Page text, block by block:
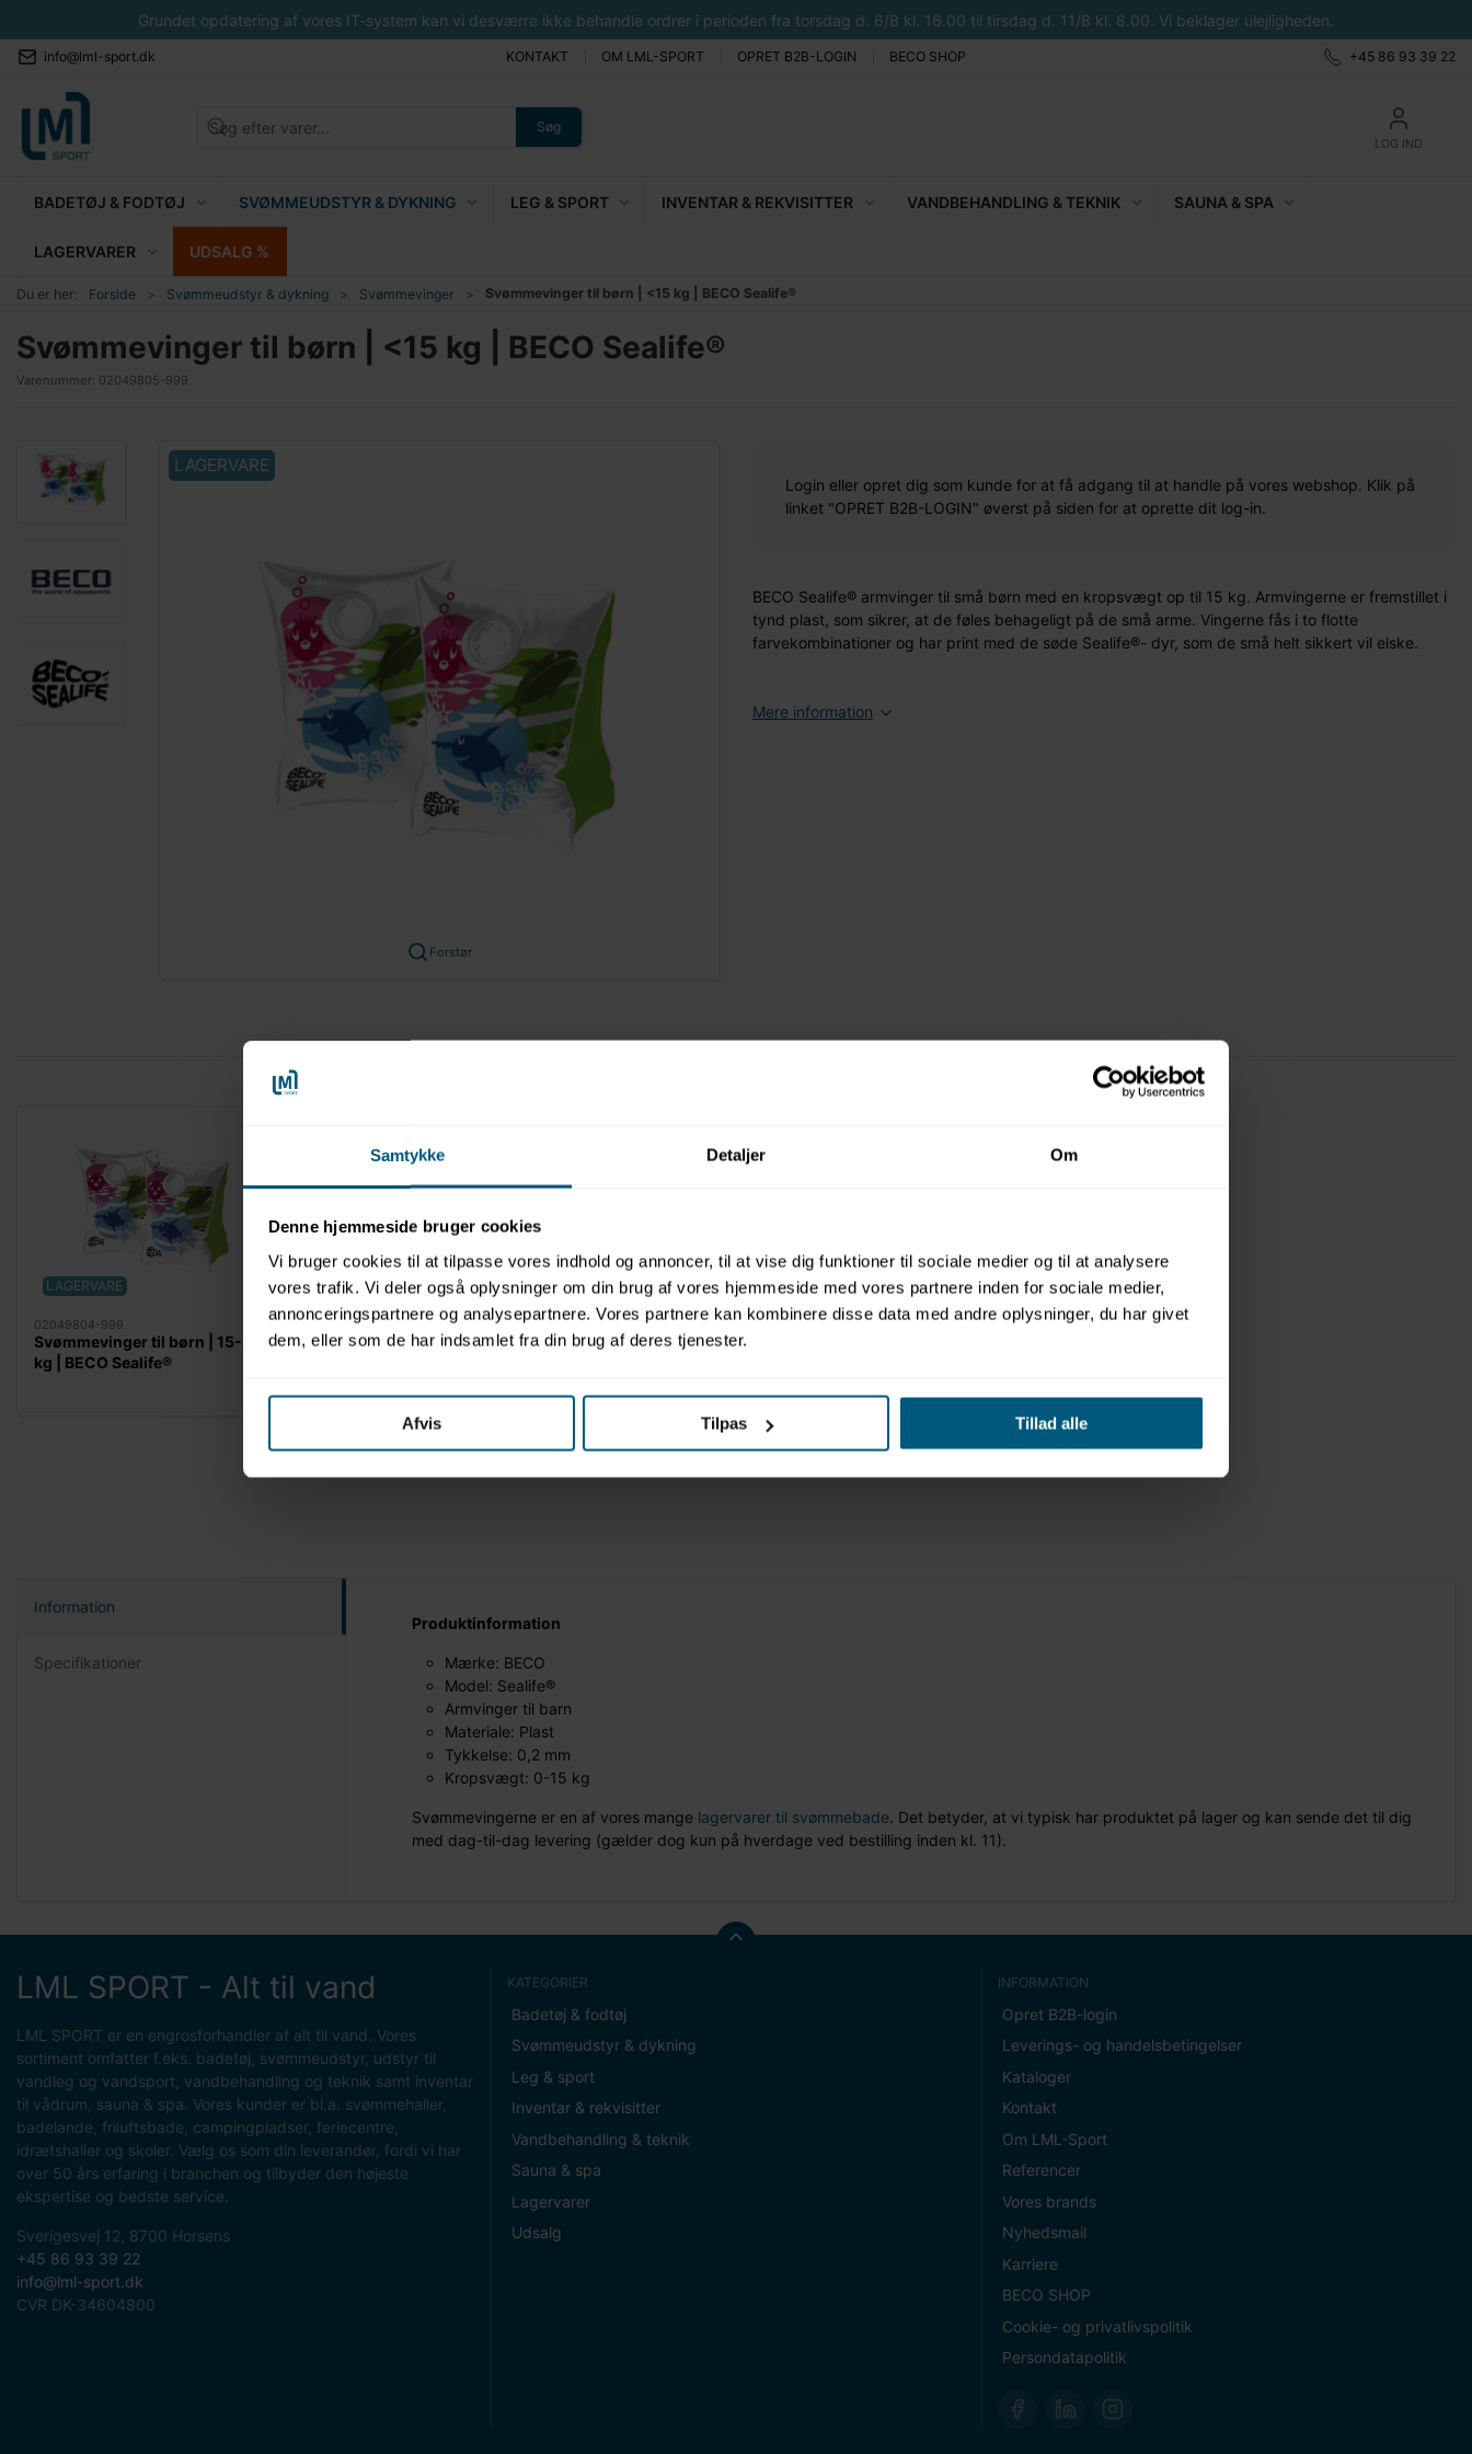
Samtykke Detaljer Om
Denne hjemmeside bruger cookies
Vi bruger cookies til at tilpasse vores indhold og annoncer, til at vise dig funktioner til sociale medier og til at analysere
vores trafik. Vi deler også oplysninger om din brug af vores hjemmeside med vores partnere inden for sociale medier,
annonceringspartnere og analysepartnere. Vores partnere kan kombinere disse data med andre oplysninger, du har givet
dem, eller som de har indsamlet fra din brug af deres tjenester.
Afvis Tilpas Tillad alle
Grundet opdatering af vores IT-system kan vi desværre ikke behandle ordrer i perioden fra torsdag d. 6/8 kl. 16.00 til tirsdag d. 11/8 kl. 8.00. Vi beklager ulejligheden.
info@lml-sport.dk KONTAKT OM LML-SPORT OPRET B2B-LOGIN BECO SHOP +45 86 93 39 22
Søg
LOG IND
BADETØJ & FODTØJ SVØMMEUDSTYR & DYKNING LEG & SPORT INVENTAR & REKVISITTER VANDBEHANDLING & TEKNIK SAUNA & SPA
LAGERVARER UDSALG %
Du er her: Forside Svømmeudstyr & dykning Svømmevinger Svømmevinger til børn | <15 kg | BECO Sealife®
Svømmevinger til børn | <15 kg | BECO Sealife®
Varenummer: 02049805-999
LAGERVARE
Forstør
Login eller opret dig som kunde for at få adgang til at handle på vores webshop. Klik på
linket "OPRET B2B-LOGIN" øverst på siden for at oprette dit log-in.
BECO Sealife® armvinger til små børn med en kropsvægt op til 15 kg. Armvingerne er fremstillet i
tynd plast, som sikrer, at de føles behageligt på de små arme. Vingerne fås i to flotte
farvekombinationer og har print med de søde Sealife®- dyr, som de små helt sikkert vil elske.
Mere information
LAGERVARE
02049804-999
Svømmevinger til børn | 15-30
kg | BECO Sealife®
LAGERVARE
020496070-999
Babybadering <11 kg | BECO
LAGERVARE
020496064-99
Badebold Ø28 cm | BECO
Information
Specifikationer
Produktinformation
Mærke: BECO
Model: Sealife®
Armvinger til barn
Materiale: Plast
Tykkelse: 0,2 mm
Kropsvægt: 0-15 kg
Svømmevingerne er en af vores mange lagervarer til svømmebade. Det betyder, at vi typisk har produktet på lager og kan sende det til dig
med dag-til-dag levering (gælder dog kun på hverdage ved bestilling inden kl. 11).
LML SPORT - Alt til vand
LML SPORT er en engrosforhandler af alt til vand. Vores
sortiment omfatter f.eks. badetøj, svømmeudstyr, udstyr til
vandleg og vandsport, vandbehandling og teknik samt inventar
til vådrum, sauna & spa. Vores kunder er bl.a. svømmehaller,
badelande, friluftsbade, campingpladser, feriecentre,
idrætshaller og skoler. Vælg os som din leverandør, fordi vi har
over 50 års erfaring i branchen og tilbyder den højeste
ekspertise og bedste service.
Sverigesvej 12, 8700 Horsens
+45 86 93 39 22
info@lml-sport.dk
CVR DK-34604800
KATEGORIER
Badetøj & fodtøj
Svømmeudstyr & dykning
Leg & sport
Inventar & rekvisitter
Vandbehandling & teknik
Sauna & spa
Lagervarer
Udsalg
INFORMATION
Opret B2B-login
Leverings- og handelsbetingelser
Kataloger
Kontakt
Om LML-Sport
Referencer
Vores brands
Nyhedsmail
Karriere
BECO SHOP
Cookie- og privatlivspolitik
Persondatapolitik